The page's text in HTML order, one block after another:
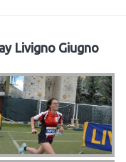
Livigno Giugno